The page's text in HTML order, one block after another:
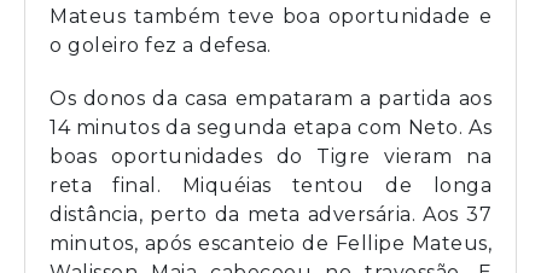
Mateus também teve boa oportunidade e
o goleiro fez a defesa.
Os donos da casa empataram a partida aos
14 minutos da segunda etapa com Neto. As
boas oportunidades do Tigre vieram na
reta final. Miquéias tentou de longa
distância, perto da meta adversária. Aos 37
minutos, após escanteio de Fellipe Mateus,